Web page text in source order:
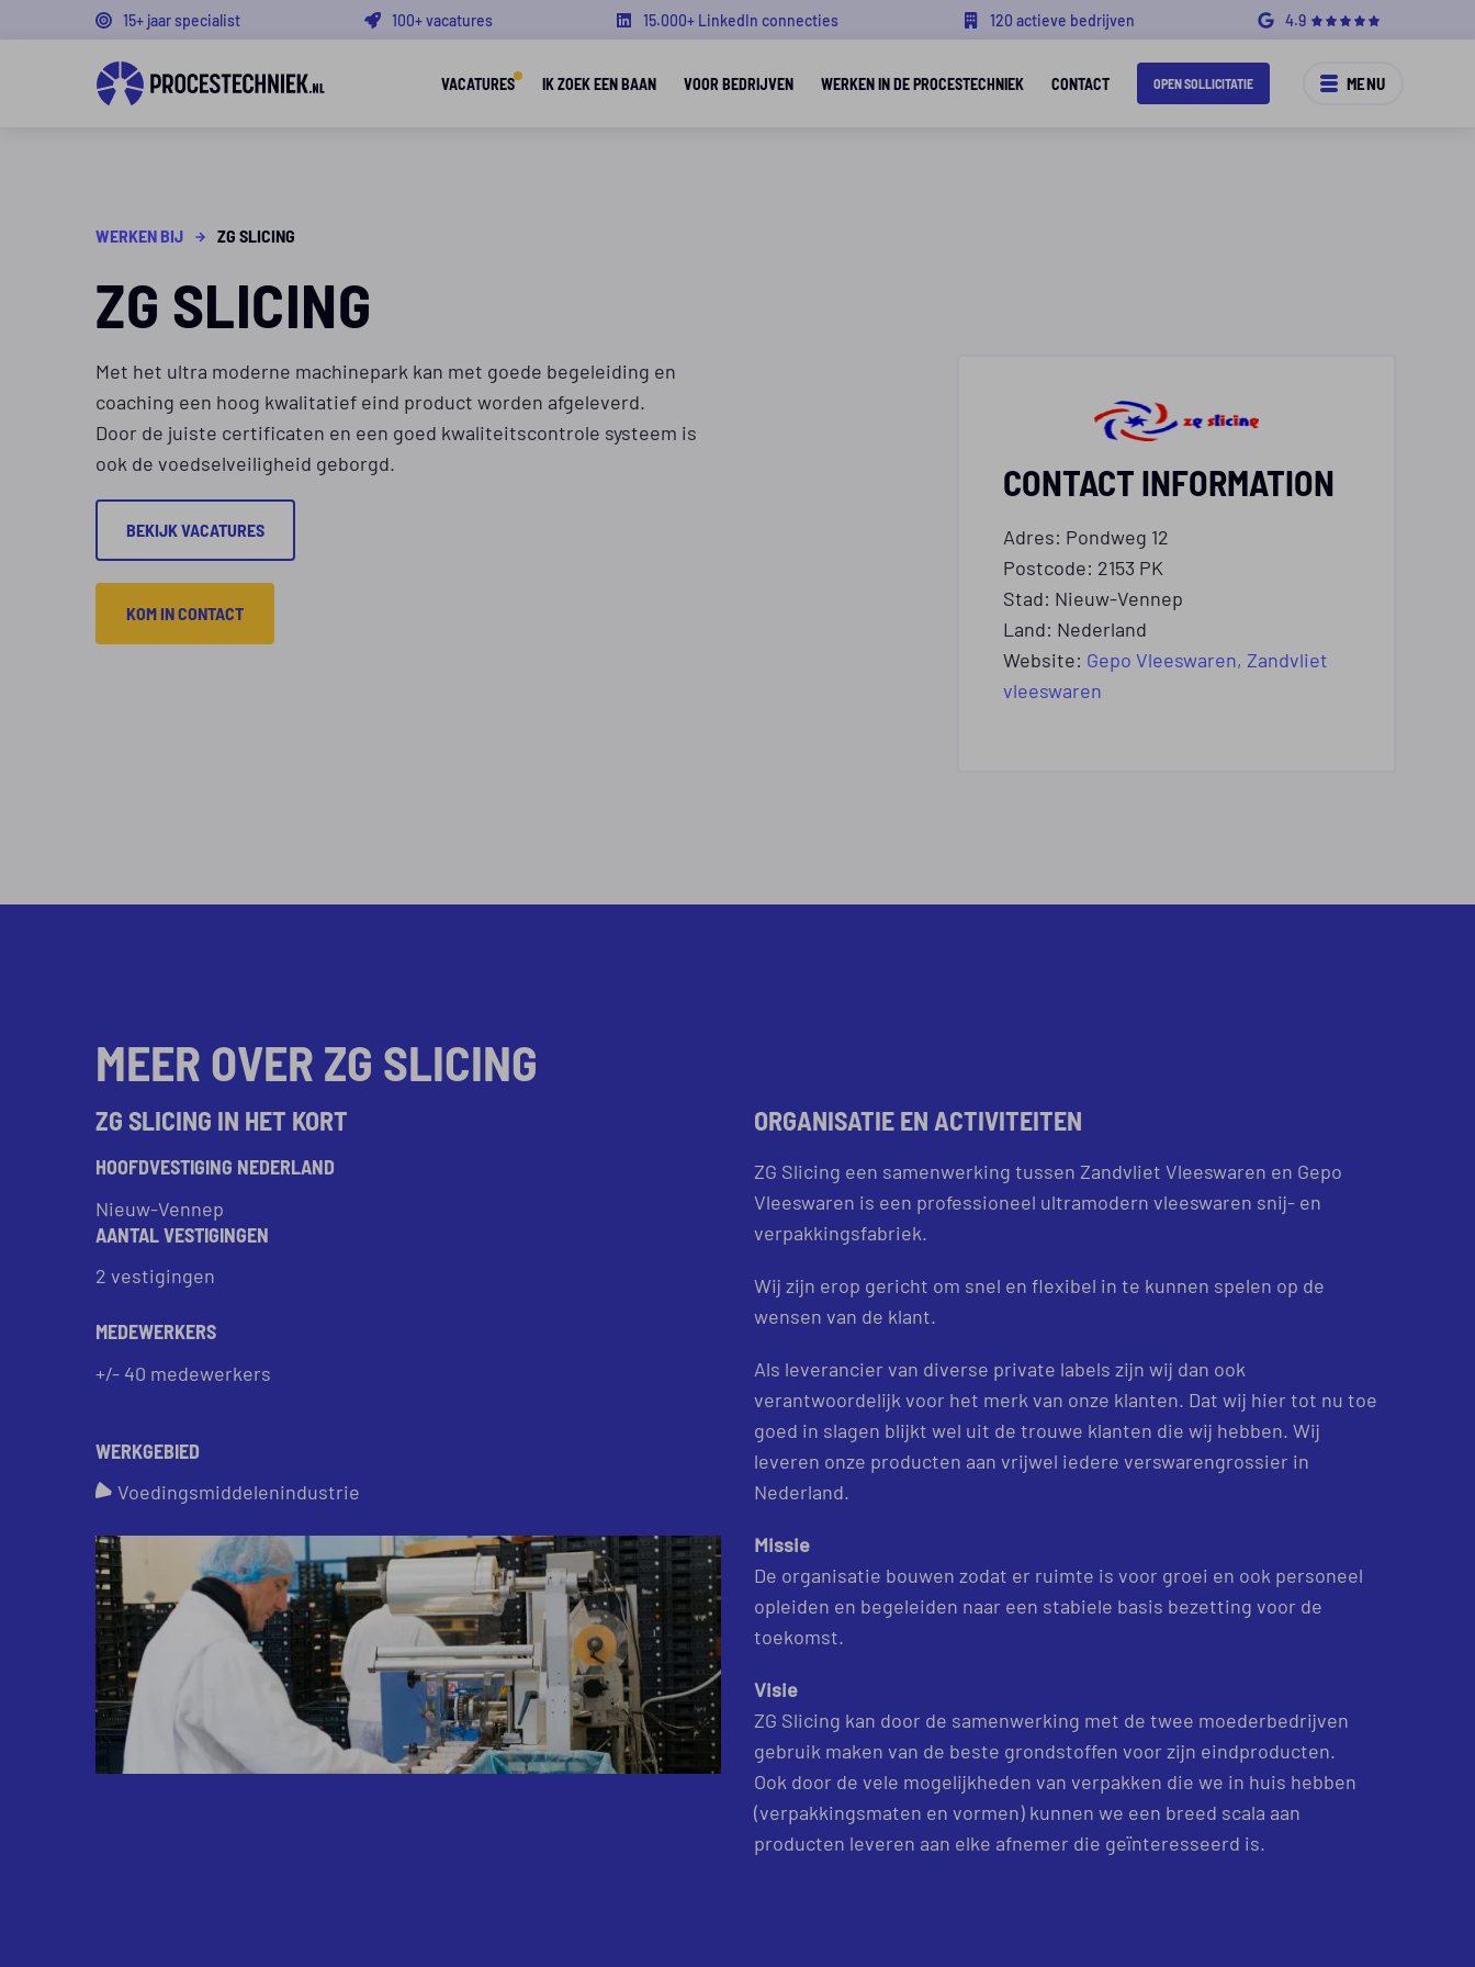
15+ jaar specialist 100+ vacatures 15.000+ LinkedIn connecties 120 actieve bedrijven 4.9
VACATURES IK ZOEK EEN BAAN VOOR BEDRIJVEN WERKEN IN DE PROCESTECHNIEK CONTACT OPEN SOLLICITATIE MENU
WERKEN BIJ ZG SLICING
ZG SLICING
Met het ultra moderne machinepark kan met goede begeleiding en
coaching een hoog kwalitatief eind product worden afgeleverd.
Door de juiste certificaten en een goed kwaliteitscontrole systeem is
ook de voedselveiligheid geborgd.
BEKIJK VACATURES
KOM IN CONTACT
CONTACT INFORMATION
Adres: Pondweg 12
Postcode: 2153 PK
Stad: Nieuw-Vennep
Land: Nederland
Website: Gepo Vleeswaren, Zandvliet
vleeswaren
MEER OVER ZG SLICING
ZG SLICING IN HET KORT
HOOFDVESTIGING NEDERLAND
Nieuw-Vennep
AANTAL VESTIGINGEN
2 vestigingen
MEDEWERKERS
+/- 40 medewerkers
WERKGEBIED
Voedingsmiddelenindustrie
ORGANISATIE EN ACTIVITEITEN
ZG Slicing een samenwerking tussen Zandvliet Vleeswaren en Gepo
Vleeswaren is een professioneel ultramodern vleeswaren snij- en
verpakkingsfabriek.
Wij zijn erop gericht om snel en flexibel in te kunnen spelen op de
wensen van de klant.
Als leverancier van diverse private labels zijn wij dan ook
verantwoordelijk voor het merk van onze klanten. Dat wij hier tot nu toe
goed in slagen blijkt wel uit de trouwe klanten die wij hebben. Wij
leveren onze producten aan vrijwel iedere verswarengrossier in
Nederland.
Missie
De organisatie bouwen zodat er ruimte is voor groei en ook personeel
opleiden en begeleiden naar een stabiele basis bezetting voor de
toekomst.
Visie
ZG Slicing kan door de samenwerking met de twee moederbedrijven
gebruik maken van de beste grondstoffen voor zijn eindproducten.
Ook door de vele mogelijkheden van verpakken die we in huis hebben
(verpakkingsmaten en vormen) kunnen we een breed scala aan
producten leveren aan elke afnemer die geïnteresseerd is.